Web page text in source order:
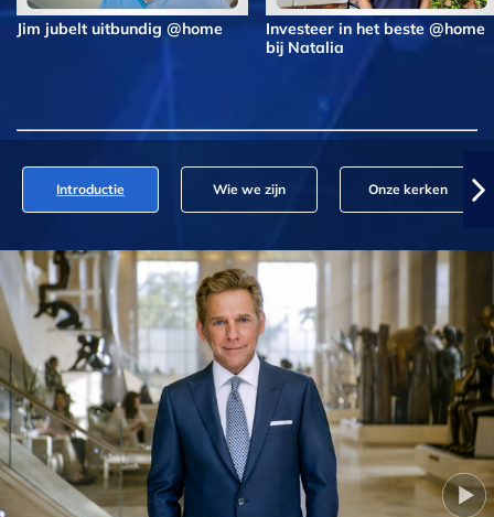
Jim jubelt uitbundig @home
Investeer in het beste @home
bij Natalia
Introductie Wie we zijn Onze kerken